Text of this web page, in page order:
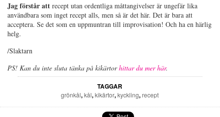
Jag förstår att recept utan ordentliga måttangivelser är ungefär lika
användbara som inget recept alls, men så är det här. Det är bara att
acceptera. Se det som en uppmuntran till improvisation! Och ha en härlig
helg.
/Slaktarn
PS! Kan du inte sluta tänka på kikärtorhittar du mer här.
TAGGAR
grönkål,kål,kikärtor,kyckling,recept